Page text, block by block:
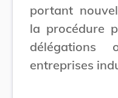
portant
la procédure
délégations
entreprises